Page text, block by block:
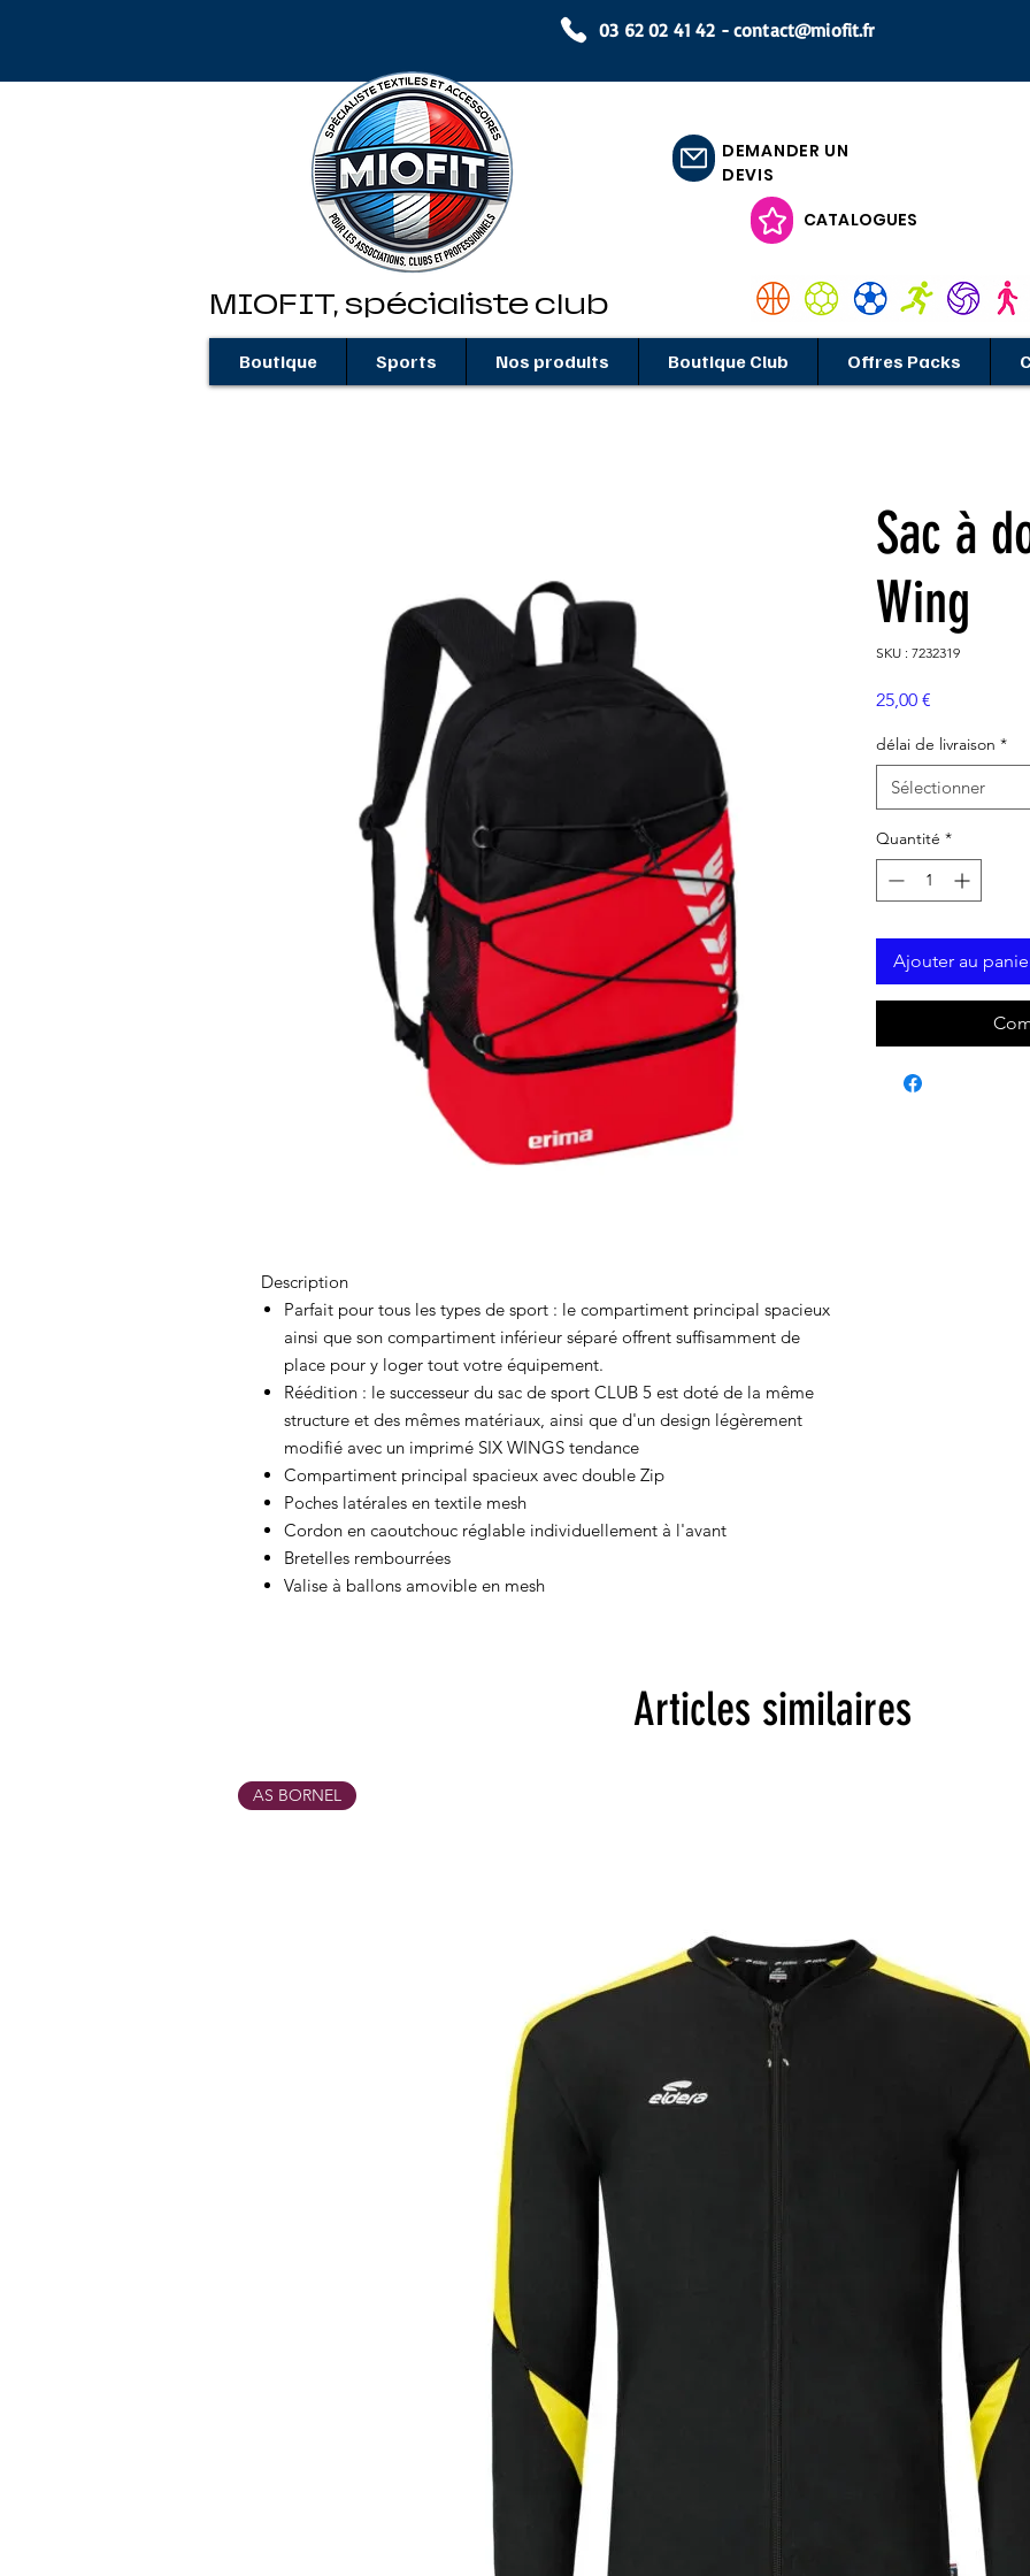
03 62 02 41 42 - contact@miofit.fr
MIOFIT, spécialiste club
DEMANDER UN
DEVIS
CATALOGUES
Boutique Sports Nos produits Boutique Club Offres Packs
Description
Parfait pour tous les types de sport : le compartiment principal spacieux
ainsi que son compartiment inférieur séparé offrent suffisamment de
place pour y loger tout votre équipement.
Réédition : le successeur du sac de sport CLUB 5 est doté de la même
structure et des mêmes matériaux, ainsi que d'un design légèrement
modifié avec un imprimé SIX WINGS tendance
Compartiment principal spacieux avec double Zip
Poches latérales en textile mesh
Cordon en caoutchouc réglable individuellement à l'avant
Bretelles rembourrées
Valise à ballons amovible en mesh
Sac à
Wing
SKU : 7232319
25,00 €
délai de livraison *
Sélectionner
Quantité *
Ajouter au
Articles similaires
AS BORNEL